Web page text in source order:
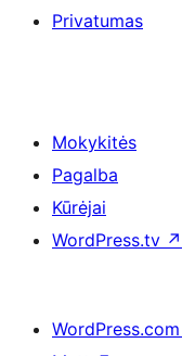
Privatumas
Mokykitės
Pagalba
Kūrėjai
WordPress.tv ↗
WordPress.com